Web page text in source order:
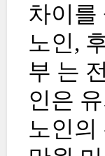
차이를
노인,
부 는
인은
노인